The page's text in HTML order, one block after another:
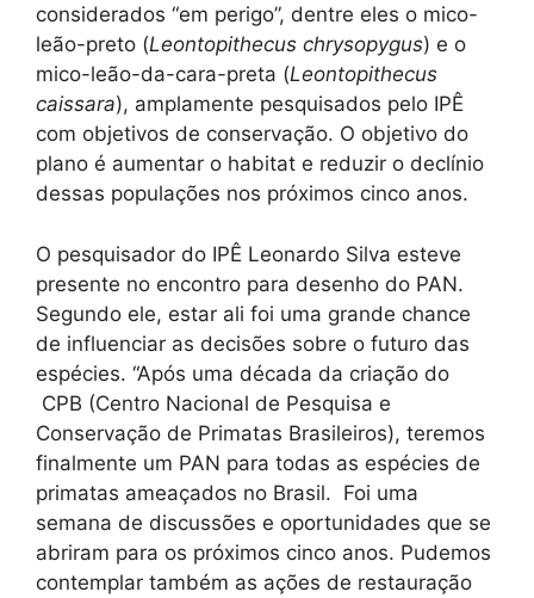
considerados “em perigo”, dentre eles o mico-
leão-preto (Leontopithecus chrysopygus) e o
mico-leão-da-cara-preta (Leontopithecus
caissara), amplamente pesquisados pelo IPÊ
com objetivos de conservação. O objetivo do
plano é aumentar o habitat e reduzir o declínio
dessas populações nos próximos cinco anos.
O pesquisador do IPÊ Leonardo Silva esteve
presente no encontro para desenho do PAN.
Segundo ele, estar ali foi uma grande chance
de influenciar as decisões sobre o futuro das
espécies. “Após uma década da criação do
CPB (Centro Nacional de Pesquisa e
Conservação de Primatas Brasileiros), teremos
finalmente um PAN para todas as espécies de
primatas ameaçados no Brasil. Foi uma
semana de discussões e oportunidades que se
abriram para os próximos cinco anos. Pudemos
contemplar também as ações de restauração